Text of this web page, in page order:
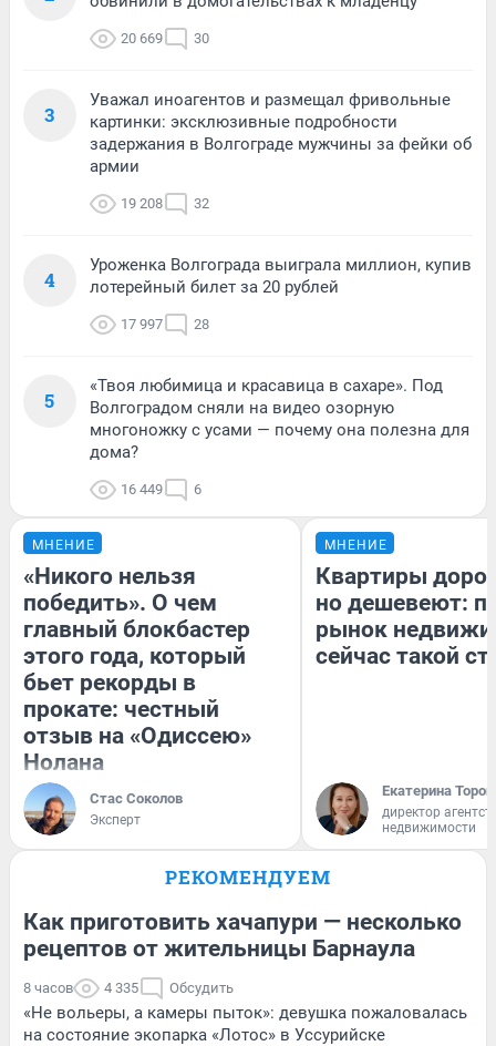
20 669 30
3
Уважал иноагентов и размещал фривольные
картинки: эксклюзивные подробности
задержания в Волгограде мужчины за фейки об
армии
19 208 32
4
Уроженка Волгограда выиграла миллион, купив
лотерейный билет за 20 рублей
17 997 28
5
«Твоя любимица и красавица в сахаре». Под
Волгоградом сняли на видео озорную
многоножку с усами — почему она полезна для
дома?
16 449 6
МНЕНИЕ
«Никого нельзя
победить». О чем
главный блокбастер
этого года, который
бьет рекорды в
прокате: честный
отзыв на «Одиссею»
Нолана
Стас Соколов
Эксперт
МНЕНИЕ
Квартиры
но дешевеют:
рынок
сейчас такой
Екатерина
директор
недвижимости
РЕКОМЕНДУЕМ
Как приготовить хачапури — несколько
рецептов от жительницы Барнаула
8 часов 4 335 Обсудить
«Не вольеры, а камеры пыток»: девушка пожаловалась
на состояние экопарка «Лотос» в Уссурийске